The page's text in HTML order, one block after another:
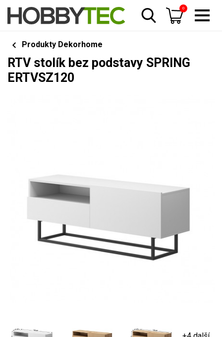
0
Produkty Dekorhome
RTV stolík bez podstavy SPRING
ERTVSZ120